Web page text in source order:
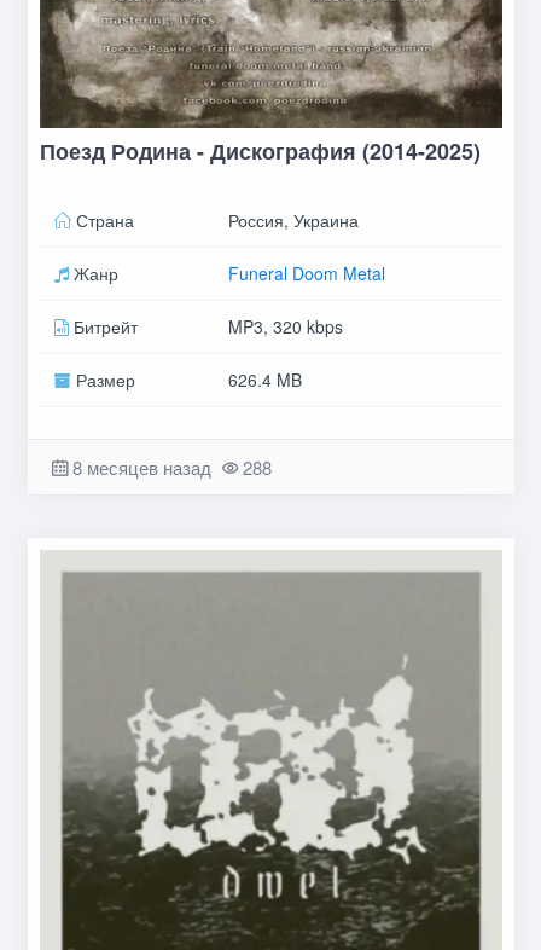
Поезд Родина - Дискография (2014-2025)
Страна Россия, Украина
Жанр Funeral Doom Metal
Битрейт MP3, 320 kbps
Размер 626.4 MB
8 месяцев назад 288